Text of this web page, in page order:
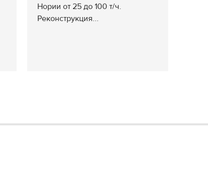
Нории от 25 до 100 т/ч.
Реконструкция...